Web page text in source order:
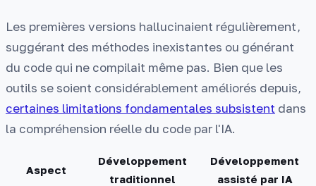
Les premières versions hallucinaient régulièrement,
suggérant des méthodes inexistantes ou générant
du code qui ne compilait même pas. Bien que les
outils se soient considérablement améliorés depuis,
certaines limitations fondamentales subsistent dans
la compréhension réelle du code par l'IA.
Aspect
Développement
traditionnel
Développement
assisté par IA